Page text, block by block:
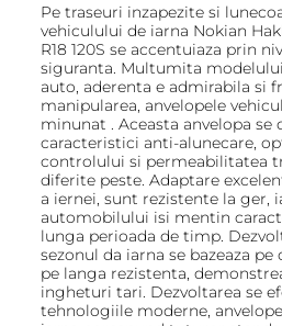
Pe traseuri inzapezite si
vehiculului de iarna Nokian
R18 120S se accentuiaza prin
siguranta. Multumita
auto, aderenta e admirabila si
manipularea, anvelopele
minunat . Aceasta anvelopa se
caracteristici anti-alunecare,
controlului si permeabilitatea
diferite peste. Adaptare
a iernei, sunt rezistente la ger,
automobilului isi mentin
lunga perioada de timp.
sezonul da iarna se bazeaza
pe langa rezistenta,
ingheturi tari. Dezvoltarea se
tehnologiile moderne,